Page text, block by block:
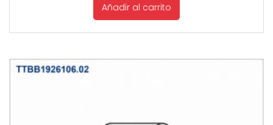
Añadir al carrito